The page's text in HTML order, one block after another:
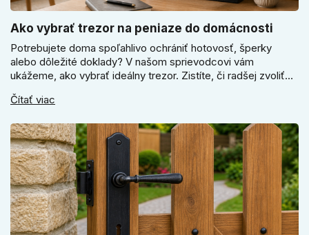
Ako vybrať trezor na peniaze do domácnosti
Potrebujete doma spoľahlivo ochrániť hotovosť, šperky
alebo dôležité doklady? V našom sprievodcovi vám
ukážeme, ako vybrať ideálny trezor. Zistíte, či radšej zvoliť
kľúčové jeho správne ukotvenie.
Čítať viac